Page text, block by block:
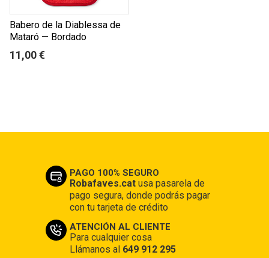
Babero de la Diablessa de
Mataró — Bordado
11,00 €
PAGO 100% SEGURO
Robafaves.catusa pasarela de
pago segura, donde podrás pagar
con tu tarjeta de crédito
ATENCIÓN AL CLIENTE
Para cualquier cosa
Llámanos al 649 912 295